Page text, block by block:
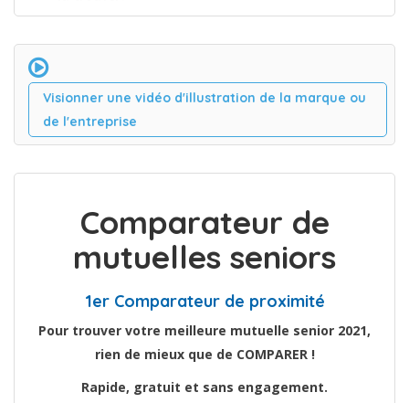
Visionner une vidéo d'illustration de la marque ou
de l'entreprise
Comparateur de
mutuelles seniors
1er Comparateur de proximité
Pour trouver votre meilleure mutuelle senior 2021,
rien de mieux que de COMPARER !
Rapide, gratuit et sans engagement.